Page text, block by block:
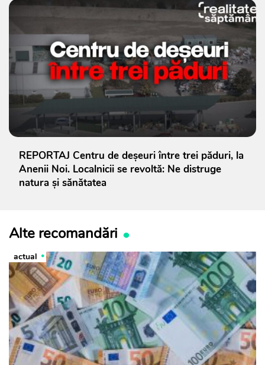
REPORTAJ Centru de deșeuri între trei păduri, la
Anenii Noi. Localnicii se revoltă: Ne distruge
natura și sănătatea
Alte recomandări
actual